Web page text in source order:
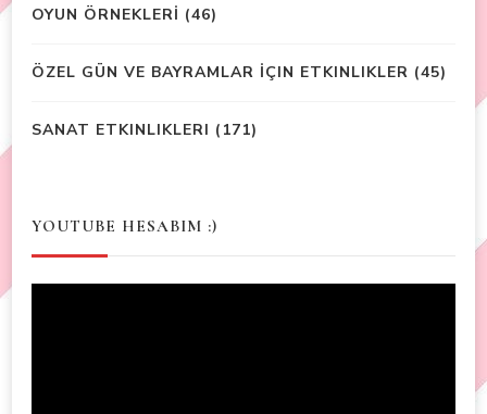
OYUN ÖRNEKLERİ (46)
ÖZEL GÜN VE BAYRAMLAR İÇIN ETKINLIKLER (45)
SANAT ETKINLIKLERI (171)
YOUTUBE HESABIM :)